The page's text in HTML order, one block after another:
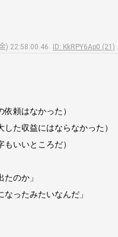
) 22:58:00.46
ID: KkRPY6Ap0 (21)
頼はなかった）
た収益にはならなかった）
いいところだ）
のか」
ったみたいなんだ」